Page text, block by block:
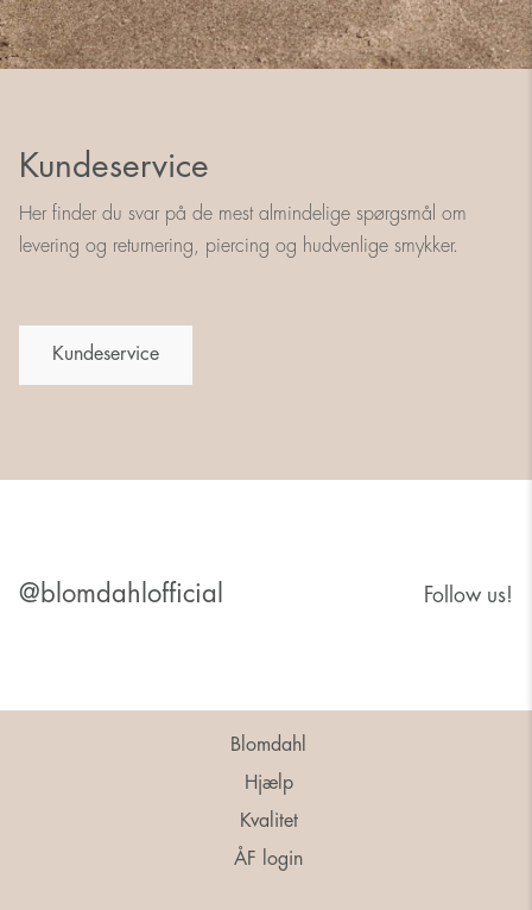
Kundeservice
Her finder du svar på de mest almindelige spørgsmål om
levering og returnering, piercing og hudvenlige smykker.
Kundeservice
@blomdahlofficial Follow us!
Blomdahl
Hjælp
Kvalitet
ÅF login